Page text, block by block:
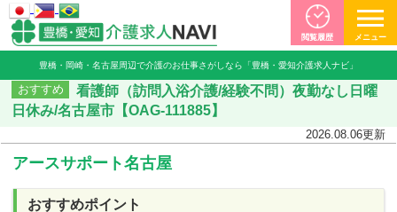
豊橋・岡崎・名古屋周辺で介護のお仕事さがしなら「豊橋・愛知介護求人ナビ」
閲覧履歴 メニュー
おすすめ
看護師（訪問入浴介護/経験不問）夜勤なし日曜
日休み/名古屋市【OAG-111885】
2026.08.06更新
アースサポート名古屋
おすすめポイント